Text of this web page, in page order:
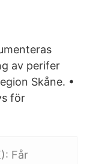
av perifer
Skåne. •
för
Får